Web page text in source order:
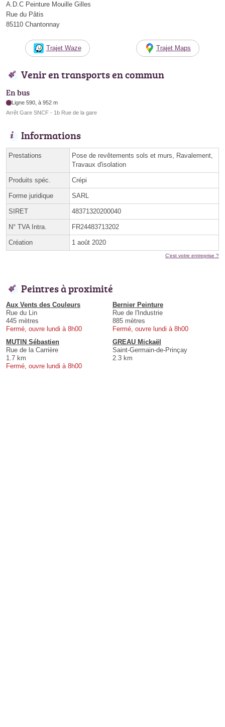
A.D.C Peinture Mouille Gilles
Rue du Pâtis
85110 Chantonnay
Trajet Waze Trajet Maps
Venir en transports en commun
En bus
Ligne 590, à 952 m
Arrêt Gare SNCF - 1b Rue de la gare
Informations
Prestations
Pose de revêtements sols et murs, Ravalement,
Travaux d'isolation
Produits spéc. Crépi
Forme juridique SARL
SIRET 48371320200040
N° TVA Intra. FR24483713202
Création 1 août 2020
C'est votre entreprise ?
Peintres à proximité
Aux Vents des Couleurs
Rue du Lin
445 mètres
Fermé, ouvre lundi à 8h00
Bernier Peinture
Rue de l'Industrie
885 mètres
Fermé, ouvre lundi à 8h00
MUTIN Sébastien
Rue de la Carrière
1.7 km
Fermé, ouvre lundi à 8h00
GREAU Mickaël
Saint-Germain-de-Prinçay
2.3 km